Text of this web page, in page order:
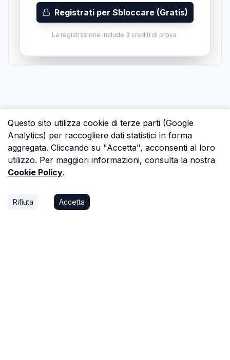
Registrati per Sbloccare (Gratis)
La registrazione include 3 crediti di prova.
Questo sito utilizza cookie di terze parti (Google
Analytics) per raccogliere dati statistici in forma
aggregata. Cliccando su "Accetta", acconsenti al loro
utilizzo. Per maggiori informazioni, consulta la nostra
Cookie Policy.
Rifiuta Accetta